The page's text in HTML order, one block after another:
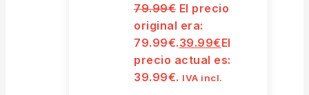
79.99€ El precio
original era:
79.99€.39.99€El
precio actual es:
39.99€. IVA incl.